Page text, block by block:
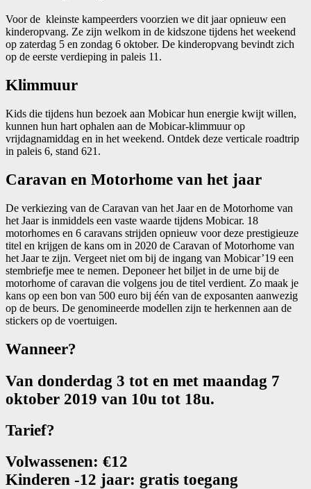
Voor de kleinste kampeerders voorzien we dit jaar opnieuw een
kinderopvang. Ze zijn welkom in de kidszone tijdens het weekend
op zaterdag 5 en zondag 6 oktober. De kinderopvang bevindt zich
op de eerste verdieping in paleis 11.
Klimmuur
Kids die tijdens hun bezoek aan Mobicar hun energie kwijt willen,
kunnen hun hart ophalen aan de Mobicar-klimmuur op
vrijdagnamiddag en in het weekend. Ontdek deze verticale roadtrip
in paleis 6, stand 621.
Caravan en Motorhome van het jaar
De verkiezing van de Caravan van het Jaar en de Motorhome van
het Jaar is inmiddels een vaste waarde tijdens Mobicar. 18
motorhomes en 6 caravans strijden opnieuw voor deze prestigieuze
titel en krijgen de kans om in 2020 de Caravan of Motorhome van
het Jaar te zijn. Vergeet niet om bij de ingang van Mobicar’19 een
stembriefje mee te nemen. Deponeer het biljet in de urne bij de
motorhome of caravan die volgens jou de titel verdient. Zo maak je
kans op een bon van 500 euro bij één van de exposanten aanwezig
op de beurs. De genomineerde modellen zijn te herkennen aan de
stickers op de voertuigen.
Wanneer?
Van donderdag 3 tot en met maandag 7
oktober 2019 van 10u tot 18u.
Tarief?
Volwassenen: €12
Kinderen -12 jaar: gratis toegang